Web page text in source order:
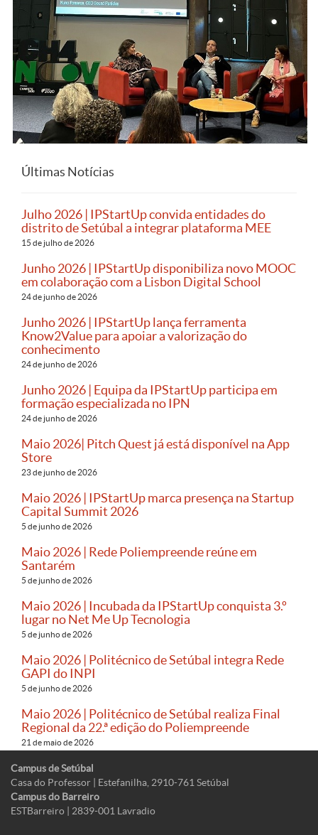
Últimas Notícias
Julho 2026 | IPStartUp convida entidades do
distrito de Setúbal a integrar plataforma MEE
15 de julho de 2026
Junho 2026 | IPStartUp disponibiliza novo MOOC
em colaboração com a Lisbon Digital School
24 de junho de 2026
Junho 2026 | IPStartUp lança ferramenta
Know2Value para apoiar a valorização do
conhecimento
24 de junho de 2026
Junho 2026 | Equipa da IPStartUp participa em
formação especializada no IPN
24 de junho de 2026
Maio 2026| Pitch Quest já está disponível na App
Store
23 de junho de 2026
Maio 2026 | IPStartUp marca presença na Startup
Capital Summit 2026
5 de junho de 2026
Maio 2026 | Rede Poliempreende reúne em
Santarém
5 de junho de 2026
Maio 2026 | Incubada da IPStartUp conquista 3.º
lugar no Net Me Up Tecnologia
5 de junho de 2026
Maio 2026 | Politécnico de Setúbal integra Rede
GAPI do INPI
5 de junho de 2026
Maio 2026 | Politécnico de Setúbal realiza Final
Regional da 22.ª edição do Poliempreende
21 de maio de 2026
Campus de Setúbal
Casa do Professor | Estefanilha, 2910-761 Setúbal
Campus do Barreiro
ESTBarreiro | 2839-001 Lavradio